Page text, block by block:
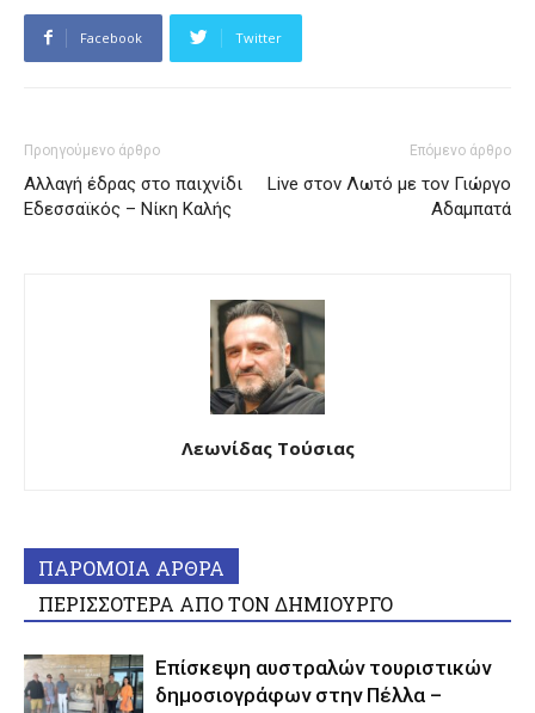
Facebook Twitter
Προηγούμενο άρθρο
Aλλαγή έδρας στο παιχνίδι
Εδεσσαϊκός – Νίκη Καλής
Επόμενο άρθρο
Live στον Λωτό με τον Γιώργο
Αδαμπατά
Λεωνίδας Τούσιας
ΠΑΡΟΜΟΙΑ ΑΡΘΡΑ
ΠΕΡΙΣΣΟΤΕΡΑ ΑΠΟ ΤΟΝ ΔΗΜΙΟΥΡΓΟ
Επίσκεψη αυστραλών τουριστικών
δημοσιογράφων στην Πέλλα –